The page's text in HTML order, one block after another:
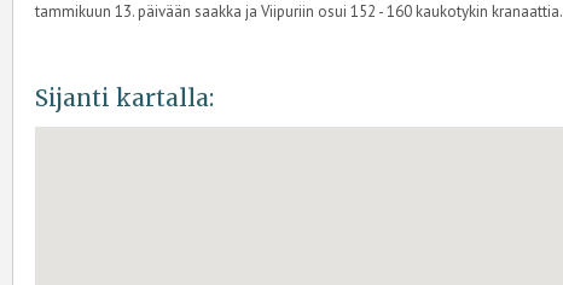
tammikuun 13. päivään saakka ja Viipuriin osui 152 - 160 kaukotykin kranaattia.
Sijanti kartalla: